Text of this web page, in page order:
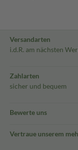
Versandarten
i.d.R. am nächsten
Zahlarten
sicher und bequem
Bewerte uns
Vertraue unserem